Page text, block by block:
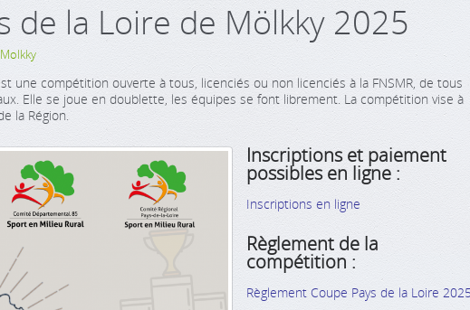
de la Loire de Mölkky 2025
Molkky
une compétition ouverte à tous, licenciés ou non licenciés à la FNSMR, de tous
Elle se joue en doublette, les équipes se font librement. La compétition vise à
la Région.
Inscriptions et paiement
possibles en ligne :
Inscriptions en ligne
Règlement de la
compétition :
Règlement Coupe Pays de la Loire